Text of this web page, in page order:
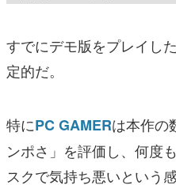
すでにデモ版をプレイし
定的だ。
特にPC GAMERは本作の
ンポさ」を評価し、何度
スクで気持ち悪いという